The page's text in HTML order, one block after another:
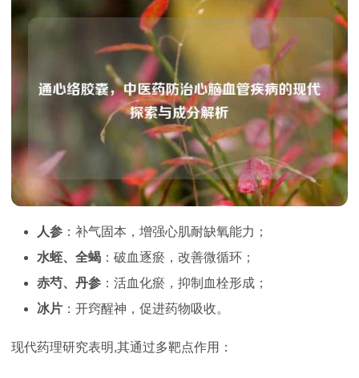
人参 ：补气固本，增强心肌耐缺氧能力；
水蛭、全蝎 ：破血逐瘀，改善微循环；
赤芍、丹参 ：活血化瘀，抑制血栓形成；
冰片 ：开窍醒神，促进药物吸收。
现代药理研究表明,其通过多靶点作用：